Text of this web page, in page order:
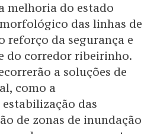
melhoria do estado
das linhas de
reforço da segurança e
do corredor ribeirinho.
a soluções de
como a
das
de zonas de inundação